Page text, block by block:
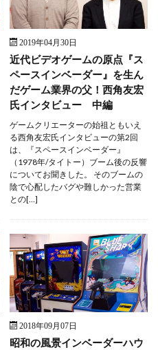
2019年04月30日
近代ビデオゲームの原点『ス
ペースインベーダー』を生ん
だゲーム業界の父！西角友宏
氏インタビュー 中編
ゲームクリエーターの始祖ともいえ
る西角友宏氏インタビューの第2回
は、『スペースインベーダー』
（1978年/タイトー）ブーム後の反響
についてお聞きした。 そのブームの
陰で心配したバグや難しかった営業
との[…]
2018年09月07日
昭和の風景インベーダーハウ